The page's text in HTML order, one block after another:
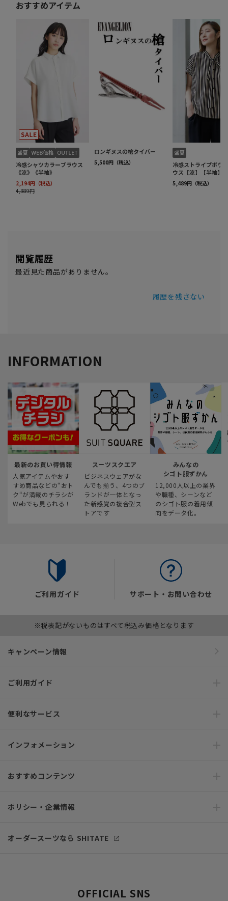
閲覧履歴
最近見た商品がありません。
履歴を残さない
INFORMATION
最新のお買い得情報
人気アイテムやおす
すめ商品などの“おト
ク“が満載のチラシが
Webでも見られる！
スーツスクエア
ビジネスウェアがな
んでも揃う、4つのブ
ランドが一体となっ
た新感覚の複合型ス
トアです
みんなの
シゴト服ずかん
12,000人以上の業界
や職種、シーンなど
のシゴト服の着用傾
向をデータ化。
ご利用ガイド サポート・お問い合わせ
※税表記がないものはすべて税込み価格となります
キャンペーン情報
ご利用ガイド
便利なサービス
インフォメーション
おすすめコンテンツ
ポリシー・企業情報
オーダースーツなら SHITATE
OFFICIAL SNS